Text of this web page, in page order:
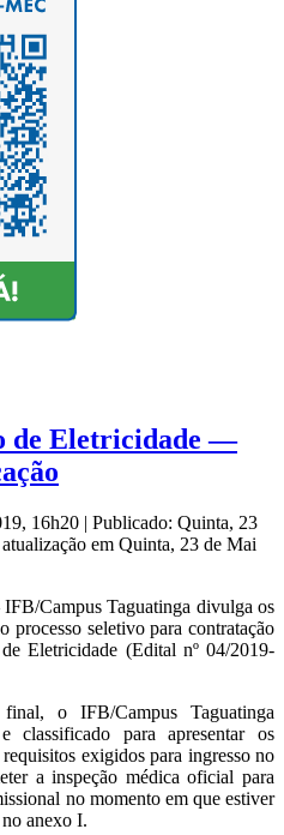
de Eletricidade —
16h20 | Publicado: Quinta, 23
em Quinta, 23 de Mai
Campus Taguatinga divulga os
processo seletivo para contratação
Eletricidade (Edital nº 04/2019-
o IFB/Campus Taguatinga
classificado para apresentar os
exigidos para ingresso no
a inspeção médica oficial para
no momento em que estiver
anexo I.